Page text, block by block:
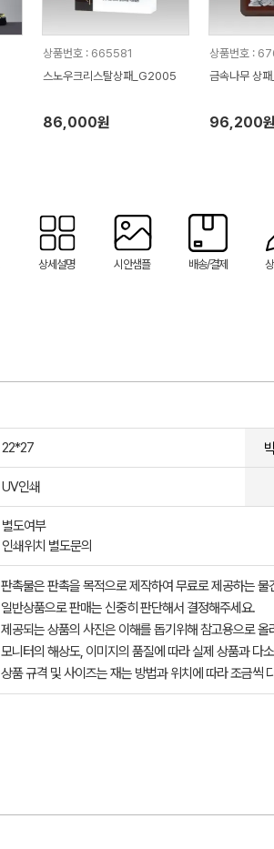
상품번호 : 665581
스노우크리스탈상패_G2005
86,000원
상품번호 :
금속나무 상
96,200원
상세설명 시안샘플 배송/결제
22*27
UV인쇄
별도여부
인쇄위치 별도문의
판촉물은 판촉을 목적으로 제작하여 무료로 제공하는 물
일반상품으로 판매는 신중히 판단해서 결정해주세요.
제공되는 상품의 사진은 이해를 돕기위해 참고용으로 올
모니터의 해상도, 이미지의 품질에 따라 실제 상품과 다
상품 규격 및 사이즈는 재는 방법과 위치에 따라 조금씩